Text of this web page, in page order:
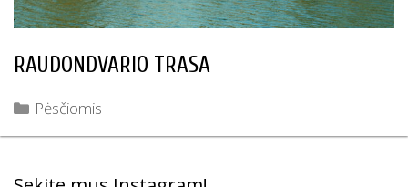
RAUDONDVARIO TRASA
Kategorijos
Pėsčiomis